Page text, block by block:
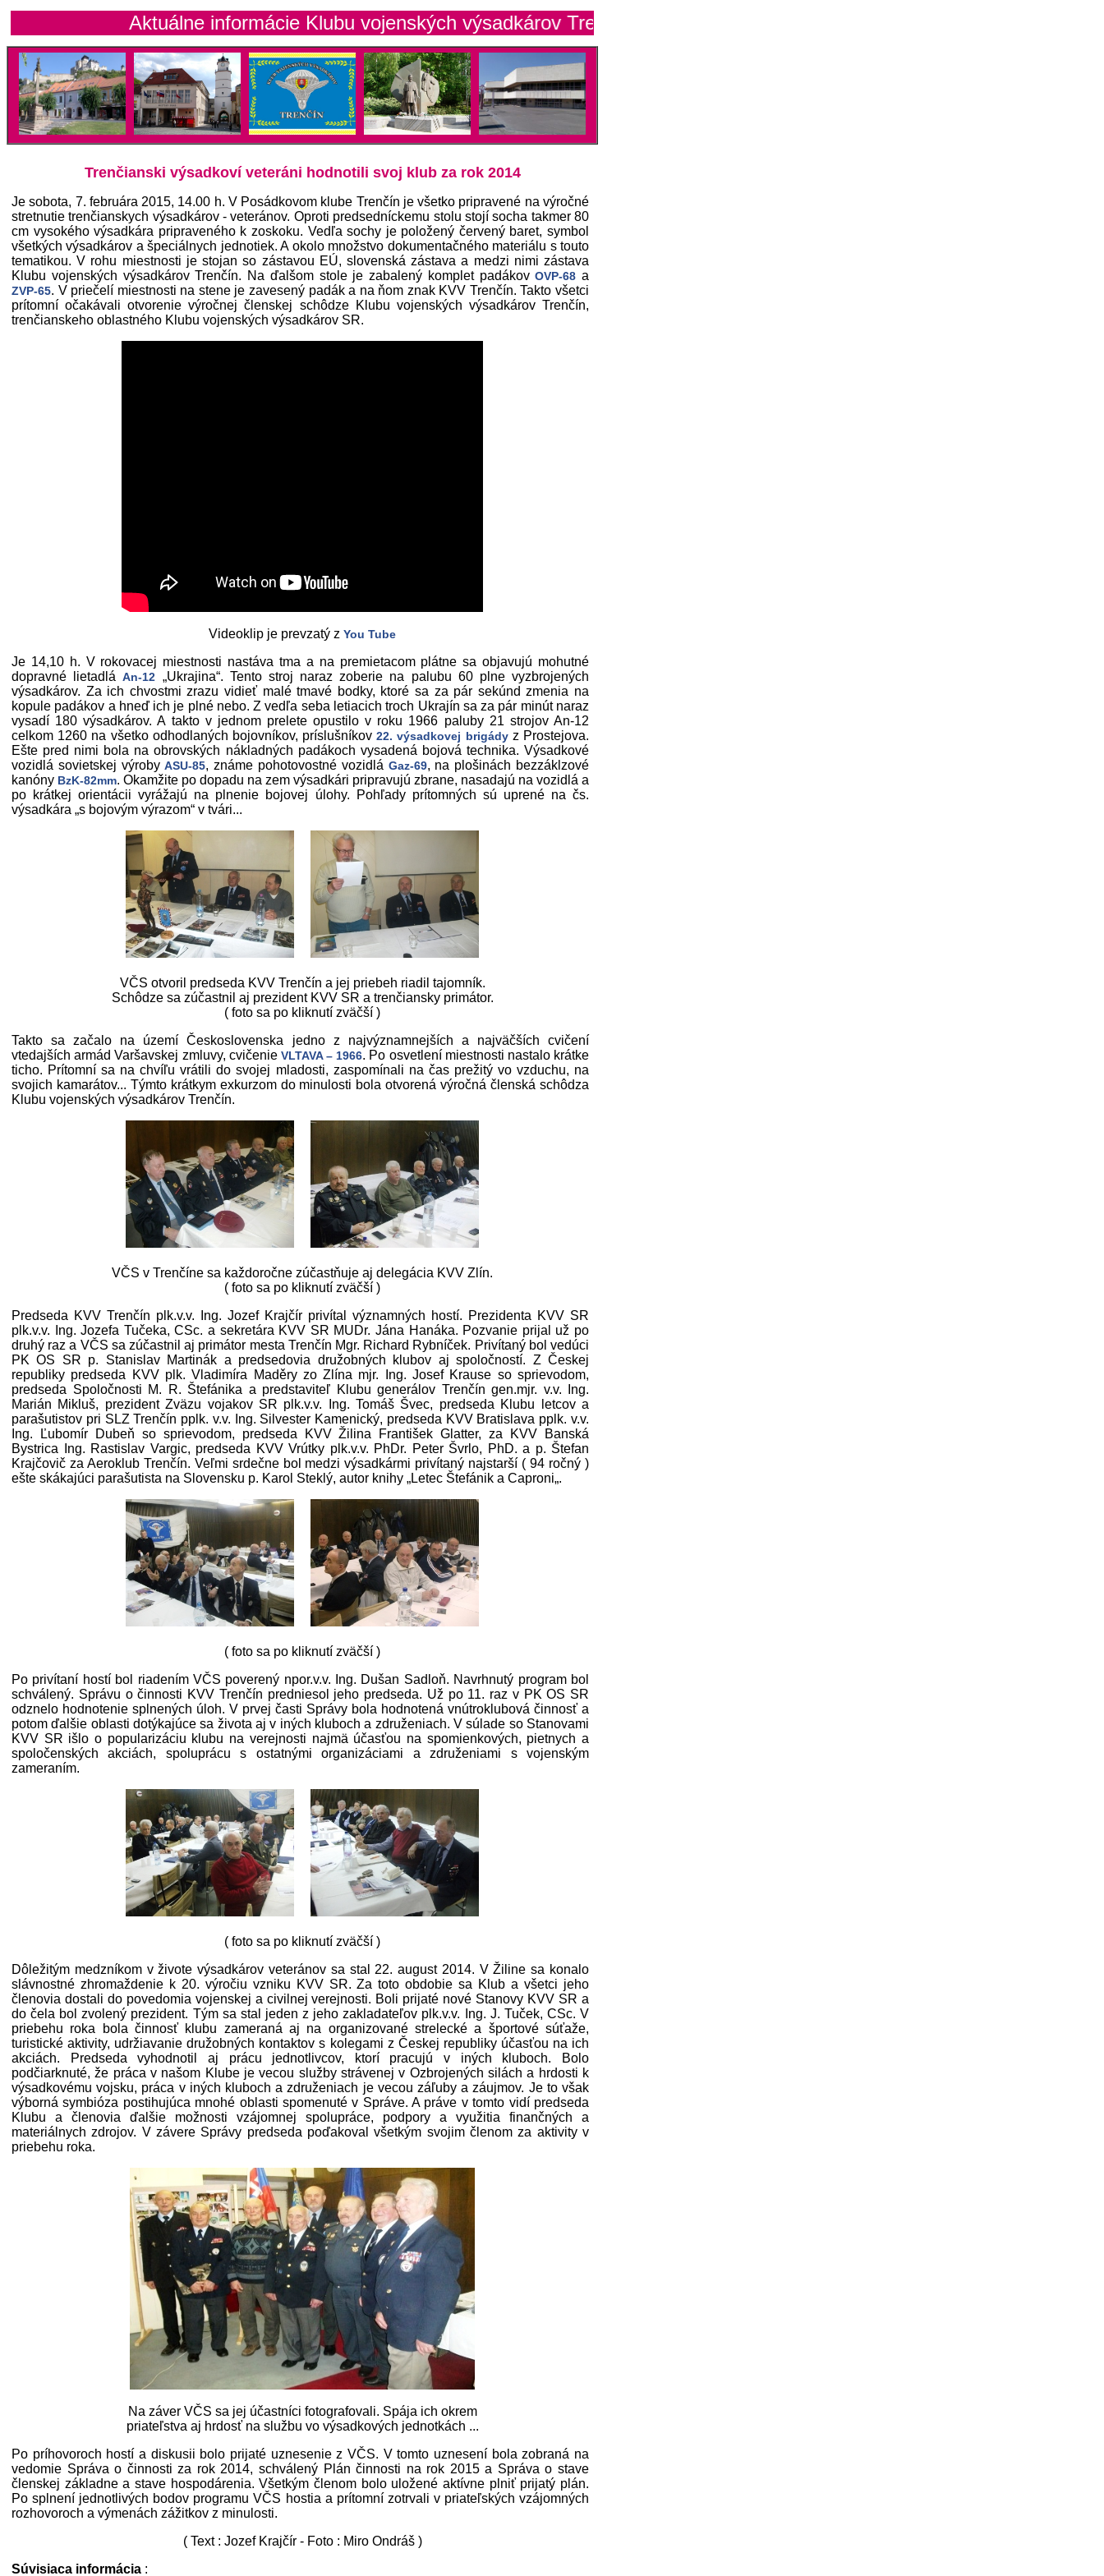
Aktuálne informácie Klubu vojenských výsadkárov Trenčín
Trenčianski výsadkoví veteráni hodnotili svoj klub za rok 2014
Je sobota, 7. februára 2015, 14.00 h. V Posádkovom klube Trenčín je všetko pripravené na výročné
stretnutie trenčianskych výsadkárov - veteránov. Oproti predsedníckemu stolu stojí socha takmer 80
cm vysokého výsadkára pripraveného k zoskoku. Vedľa sochy je položený červený baret, symbol
všetkých výsadkárov a špeciálnych jednotiek. A okolo množstvo dokumentačného materiálu s touto
tematikou. V rohu miestnosti je stojan so zástavou EÚ, slovenská zástava a medzi nimi zástava
Klubu vojenských výsadkárov Trenčín. Na ďalšom stole je zabalený komplet padákovOVP-68 a
ZVP-65. V priečelí miestnosti na stene je zavesený padák a na ňom znak KVV Trenčín. Takto všetci
prítomní očakávali otvorenie výročnej členskej schôdze Klubu vojenských výsadkárov Trenčín,
trenčianskeho oblastného Klubu vojenských výsadkárov SR.
Videoklip je prevzatý z You Tube
Je 14,10 h. V rokovacej miestnosti nastáva tma a na premietacom plátne sa objavujú mohutné
dopravné lietadláAn-12 „Ukrajina“. Tento stroj naraz zoberie na palubu 60 plne vyzbrojených
výsadkárov. Za ich chvostmi zrazu vidieť malé tmavé bodky, ktoré sa za pár sekúnd zmenia na
kopule padákov a hneď ich je plné nebo. Z vedľa seba letiacich troch Ukrajín sa za pár minút naraz
vysadí 180 výsadkárov. A takto v jednom prelete opustilo v roku 1966 paluby 21 strojov An-12
celkom 1260 na všetko odhodlaných bojovníkov, príslušníkov22. výsadkovej brigádyz Prostejova.
Ešte pred nimi bola na obrovských nákladných padákoch vysadená bojová technika. Výsadkové
vozidlá sovietskej výrobyASU-85, známe pohotovostné vozidlá Gaz-69, na plošinách bezzáklzové
kanóny BzK-82mm. Okamžite po dopadu na zem výsadkári pripravujú zbrane, nasadajú na vozidlá a
po krátkej orientácii vyrážajú na plnenie bojovej úlohy. Pohľady prítomných sú uprené na čs.
výsadkára „s bojovým výrazom“ v tvári...
VČS otvoril predseda KVV Trenčín a jej priebeh riadil tajomník.
Schôdze sa zúčastnil aj prezident KVV SR a trenčiansky primátor.
( foto sa po kliknutí zväčší )
Takto sa začalo na území Československa jedno z najvýznamnejších a najväčších cvičení
vtedajších armád Varšavskej zmluvy, cvičenie VLTAVA – 1966. Po osvetlení miestnosti nastalo krátke
ticho. Prítomní sa na chvíľu vrátili do svojej mladosti, zaspomínali na čas prežitý vo vzduchu, na
svojich kamarátov... Týmto krátkym exkurzom do minulosti bola otvorená výročná členská schôdza
Klubu vojenských výsadkárov Trenčín.
VČS v Trenčíne sa každoročne zúčastňuje aj delegácia KVV Zlín.
( foto sa po kliknutí zväčší )
Predseda KVV Trenčín plk.v.v. Ing. Jozef Krajčír privítal významných hostí. Prezidenta KVV SR
plk.v.v. Ing. Jozefa Tučeka, CSc. a sekretára KVV SR MUDr. Jána Hanáka. Pozvanie prijal už po
druhý raz a VČS sa zúčastnil aj primátor mesta Trenčín Mgr. Richard Rybníček. Privítaný bol vedúci
PK OS SR p. Stanislav Martinák a predsedovia družobných klubov aj spoločností. Z Českej
republiky predseda KVV plk. Vladimíra Maděry zo Zlína mjr. Ing. Josef Krause so sprievodom,
predseda Spoločnosti M. R. Štefánika a predstaviteľ Klubu generálov Trenčín gen.mjr. v.v. Ing.
Marián Mikluš, prezident Zväzu vojakov SR plk.v.v. Ing. Tomáš Švec, predseda Klubu letcov a
parašutistov pri SLZ Trenčín pplk. v.v. Ing. Silvester Kamenický, predseda KVV Bratislava pplk. v.v.
Ing. Ľubomír Dubeň so sprievodom, predseda KVV Žilina František Glatter, za KVV Banská
Bystrica Ing. Rastislav Vargic, predseda KVV Vrútky plk.v.v. PhDr. Peter Švrlo, PhD. a p. Štefan
Krajčovič za Aeroklub Trenčín. Veľmi srdečne bol medzi výsadkármi privítaný najstarší ( 94 ročný )
ešte skákajúci parašutista na Slovensku p. Karol Steklý, autor knihy „Letec Štefánik a Caproni„.
( foto sa po kliknutí zväčší )
Po privítaní hostí bol riadením VČS poverený npor.v.v. Ing. Dušan Sadloň. Navrhnutý program bol
schválený. Správu o činnosti KVV Trenčín predniesol jeho predseda. Už po 11. raz v PK OS SR
odznelo hodnotenie splnených úloh. V prvej časti Správy bola hodnotená vnútroklubová činnosť a
potom ďalšie oblasti dotýkajúce sa života aj v iných kluboch a združeniach. V súlade so Stanovami
KVV SR išlo o popularizáciu klubu na verejnosti najmä účasťou na spomienkových, pietnych a
spoločenských akciách, spoluprácu s ostatnými organizáciami a združeniami s vojenským
zameraním.
( foto sa po kliknutí zväčší )
Dôležitým medzníkom v živote výsadkárov veteránov sa stal 22. august 2014. V Žiline sa konalo
slávnostné zhromaždenie k 20. výročiu vzniku KVV SR. Za toto obdobie sa Klub a všetci jeho
členovia dostali do povedomia vojenskej a civilnej verejnosti. Boli prijaté nové Stanovy KVV SR a
do čela bol zvolený prezident. Tým sa stal jeden z jeho zakladateľov plk.v.v. Ing. J. Tuček, CSc. V
priebehu roka bola činnosť klubu zameraná aj na organizované strelecké a športové súťaže,
turistické aktivity, udržiavanie družobných kontaktov s kolegami z Českej republiky účasťou na ich
akciách. Predseda vyhodnotil aj prácu jednotlivcov, ktorí pracujú v iných kluboch. Bolo
podčiarknuté, že práca v našom Klube je vecou služby strávenej v Ozbrojených silách a hrdosti k
výsadkovému vojsku, práca v iných kluboch a združeniach je vecou záľuby a záujmov. Je to však
výborná symbióza postihujúca mnohé oblasti spomenuté v Správe. A práve v tomto vidí predseda
Klubu a členovia ďalšie možnosti vzájomnej spolupráce, podpory a využitia finančných a
materiálnych zdrojov. V závere Správy predseda poďakoval všetkým svojim členom za aktivity v
priebehu roka.
Na záver VČS sa jej účastníci fotografovali. Spája ich okrem
priateľstva aj hrdosť na službu vo výsadkových jednotkách ...
Po príhovoroch hostí a diskusii bolo prijaté uznesenie z VČS. V tomto uznesení bola zobraná na
vedomie Správa o činnosti za rok 2014, schválený Plán činnosti na rok 2015 a Správa o stave
členskej základne a stave hospodárenia. Všetkým členom bolo uložené aktívne plniť prijatý plán.
Po splnení jednotlivých bodov programu VČS hostia a prítomní zotrvali v priateľských vzájomných
rozhovoroch a výmenách zážitkov z minulosti.
( Text : Jozef Krajčír - Foto : Miro Ondráš )
Súvisiaca informácia :